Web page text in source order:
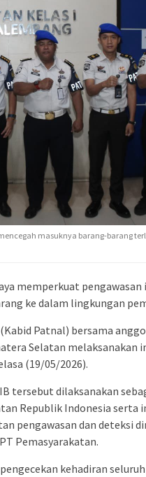
masuknya barang-barang
memperkuat
ke dalam lingkungan
Patnal) bersama
Selatan melaksanakan
(19/05/2026).
tersebut dilaksanakan
Republik Indonesia serta
pengawasan dan deteksi
Pemasyarakatan.
kehadiran